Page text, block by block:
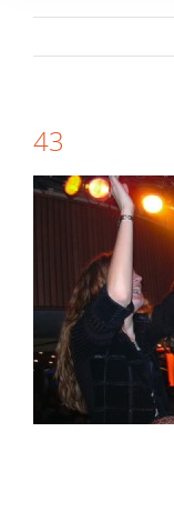
43